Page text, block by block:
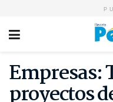
Empresas:
proyectos